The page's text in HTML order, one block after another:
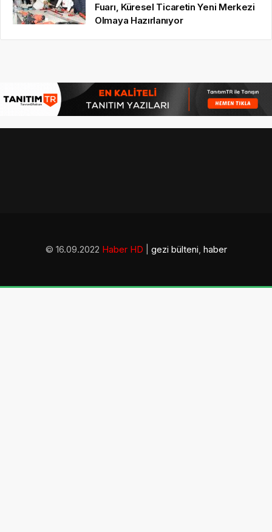
Fuarı, Küresel Ticaretin Yeni Merkezi
Olmaya Hazırlanıyor
© 16.09.2022 Haber HD gezi bülteni, haber